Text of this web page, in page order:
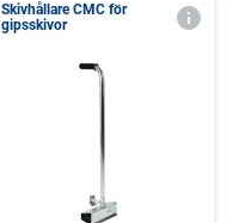
Skivhållare CMC för
gipsskivor